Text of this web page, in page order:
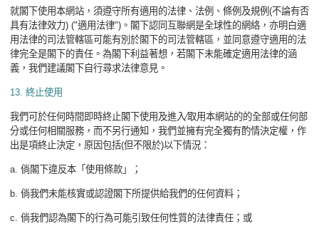
就閣下使用本網站，須遵守所有適用的法律、法例、條例及規例 (不論有否
具有法律效力) ("適用法律") 。閣下認同互聯網是全球性的網絡，亦明白適
用法律的司法管轄區可能有別於閣下的司法管轄區，並同意遵守適用的法
律完全是閣下的責任。為閣下利益著想，若閣下未能確定適用法律的涵
義，我們建議閣下自行尋求法律意見。
13. 終止使用
我們可於任何時間即時終止閣下使用及進入∕取用本網站的的全部或任何部
分或任何相關服務，而不另行通知，我們並擁有完全獨有酌情決定權，作
出是項終止決定，原因包括(但不限於)以下情況：
a. 倘閣下違反本「使用條款」；
b. 倘我們未能核實或認證閣下所提供給我們的任何資料；
c. 倘我們認為閣下的行為可能引致任何性質的法律責任；或